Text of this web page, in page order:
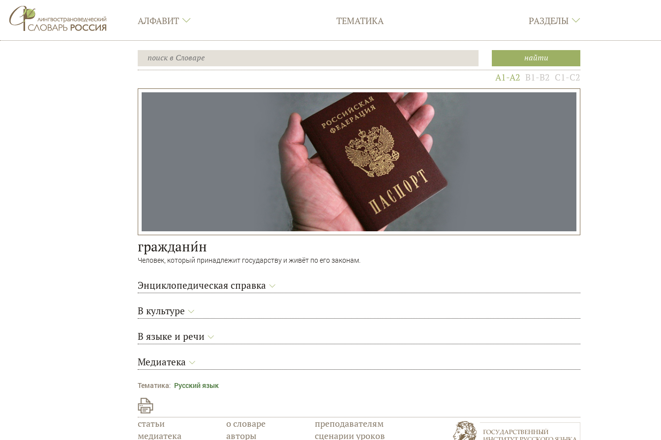
АЛФАВИТ ТЕМАТИКА РАЗДЕЛЫ
A1-A2 B1-B2 C1-C2
граждани́н
Человек, который принадлежит государству и живёт по его законам.
Энциклопедическая справка
В культуре
В языке и речи
Медиатека
Тематика: Русский язык
статьи
медиатека
о словаре
авторы
преподавателям
сценарии уроков